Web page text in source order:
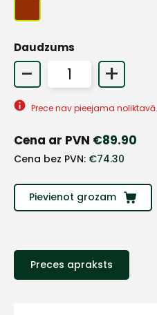
Daudzums
- +
Prece nav pieejama noliktavā.
Cena ar PVN €89.90
Cena bez PVN: €74.30
Pievienot grozam
Preces apraksts+